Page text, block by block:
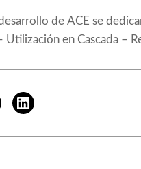
de ACE se
en Cascada –